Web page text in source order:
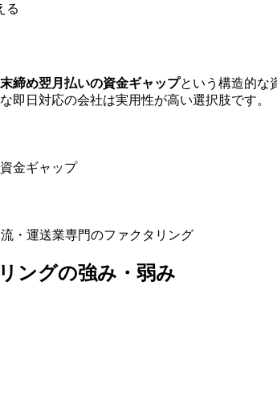
る
締め翌月払いの資金ギャップという構造的な
即日対応の会社は実用性が高い選択肢です。
金ギャップ
・運送業専門のファクタリング
ングの強み・弱み